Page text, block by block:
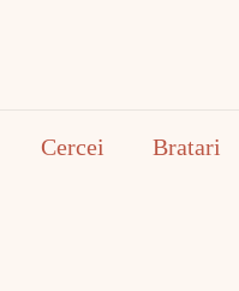
Cercei Bratari